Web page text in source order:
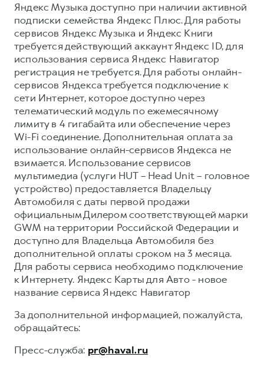
Яндекс Музыка доступно при наличии активной
подписки семейства Яндекс Плюс. Для работы
сервисов Яндекс Музыка и Яндекс Книги
требуется действующий аккаунт Яндекс ID, для
использования сервиса Яндекс Навигатор
регистрация не требуется. Для работы онлайн-
сервисов Яндекса требуется подключение к
сети Интернет, которое доступно через
телематический модуль по ежемесячному
лимиту в 4 гигабайта или обеспечение через
Wi-Fi соединение. Дополнительная оплата за
использование онлайн-сервисов Яндекса не
взимается. Использование сервисов
мультимедиа (услуги HUT – Head Unit – головное
устройство) предоставляется Владельцу
Автомобиля с даты первой продажи
официальным Дилером соответствующей марки
GWM на территории Российской Федерации и
доступно для Владельца Автомобиля без
дополнительной оплаты сроком на 3 месяца.
Для работы сервиса необходимо подключение
к Интернету. Яндекс Карты для Авто - новое
название сервиса Яндекс Навигатор
За дополнительной информацией, пожалуйста,
обращайтесь:
Пресс-служба: pr@haval.ru